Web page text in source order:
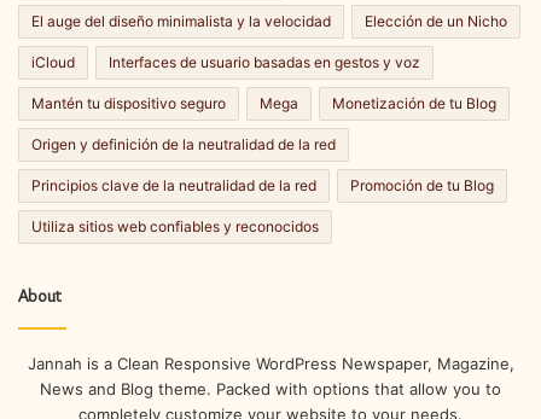
El auge del diseño minimalista y la velocidad Elección de un Nicho
iCloud Interfaces de usuario basadas en gestos y voz
Mantén tu dispositivo seguro Mega Monetización de tu Blog
Origen y definición de la neutralidad de la red
Principios clave de la neutralidad de la red Promoción de tu Blog
Utiliza sitios web confiables y reconocidos
About
Jannah is a Clean Responsive WordPress Newspaper, Magazine,
News and Blog theme. Packed with options that allow you to
completely customize your website to your needs.